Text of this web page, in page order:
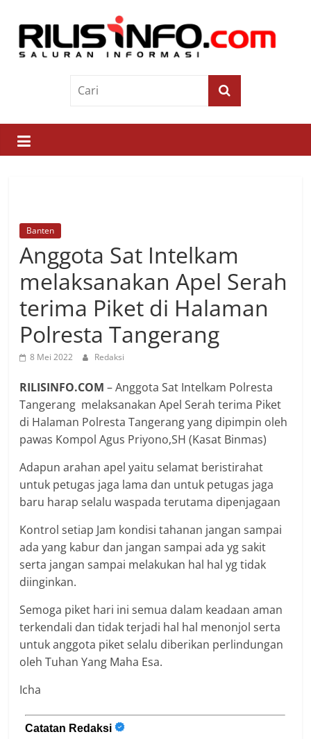
contentRilis
Saluran
Informasi
Banten
Anggota Sat Intelkam
melaksanakan Apel Serah
terima Piket di Halaman
Polresta Tangerang
8 Mei 2022 Redaksi
RILISINFO.COM – Anggota Sat Intelkam Polresta
Tangerang melaksanakan Apel Serah terima Piket
di Halaman Polresta Tangerang yang dipimpin oleh
pawas Kompol Agus Priyono,SH (Kasat Binmas)
Adapun arahan apel yaitu selamat beristirahat
untuk petugas jaga lama dan untuk petugas jaga
baru harap selalu waspada terutama dipenjagaan
Kontrol setiap Jam kondisi tahanan jangan sampai
ada yang kabur dan jangan sampai ada yg sakit
serta jangan sampai melakukan hal hal yg tidak
diinginkan.
Semoga piket hari ini semua dalam keadaan aman
terkendali dan tidak terjadi hal hal menonjol serta
untuk anggota piket selalu diberikan perlindungan
oleh Tuhan Yang Maha Esa.
Icha